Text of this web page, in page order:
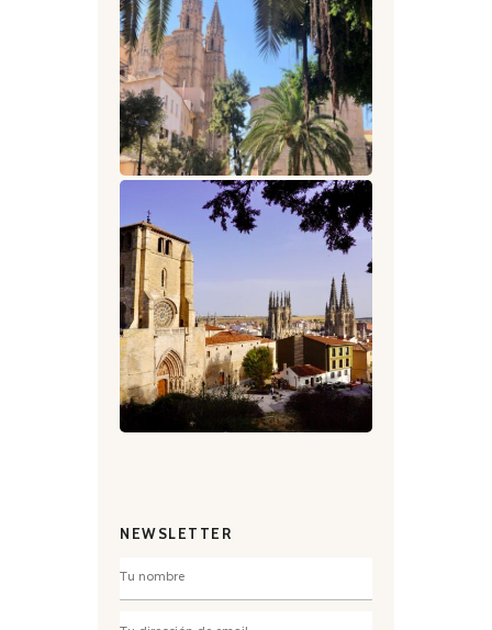
NEWSLETTER